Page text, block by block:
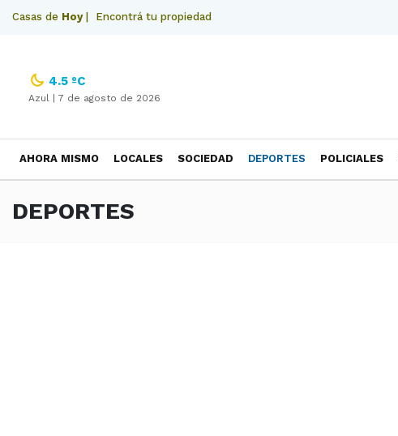
Casas de Hoy| Encontrá tu propiedad
4.5 ºC
Azul | 7 de agosto de 2026
AHORA MISMO LOCALES SOCIEDAD DEPORTES POLICIALES
DEPORTES